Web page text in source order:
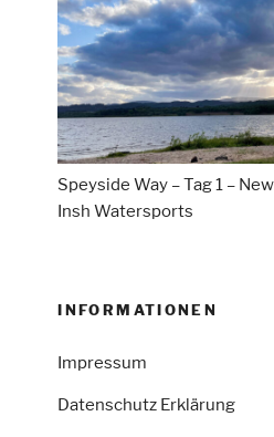
Speyside Way – Tag 1 –
Insh Watersports
INFORMATIONEN
Impressum
Datenschutz Erklärung